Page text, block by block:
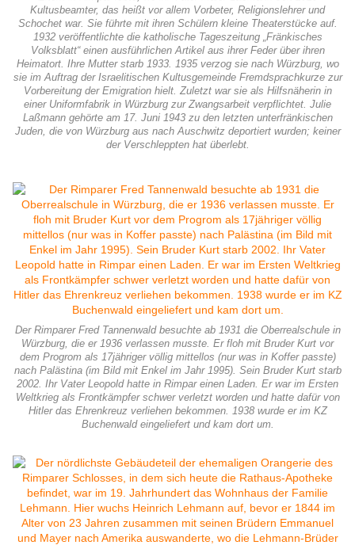
Kultusbeamter, das heißt vor allem Vorbeter, Religionslehrer und
Schochet war. Sie führte mit ihren Schülern kleine Theaterstücke auf.
1932 veröffentlichte die katholische Tageszeitung „Fränkisches
Volksblatt“ einen ausführlichen Artikel aus ihrer Feder über ihren
Heimatort. Ihre Mutter starb 1933. 1935 verzog sie nach Würzburg, wo
sie im Auftrag der Israelitischen Kultusgemeinde Fremdsprachkurze zur
Vorbereitung der Emigration hielt. Zuletzt war sie als Hilfsnäherin in
einer Uniformfabrik in Würzburg zur Zwangsarbeit verpflichtet. Julie
Laßmann gehörte am 17. Juni 1943 zu den letzten unterfränkischen
Juden, die von Würzburg aus nach Auschwitz deportiert wurden; keiner
der Verschleppten hat überlebt.
Der Rimparer Fred Tannenwald besuchte ab 1931 die Oberrealschule in
Würzburg, die er 1936 verlassen musste. Er floh mit Bruder Kurt vor
dem Progrom als 17jähriger völlig mittellos (nur was in Koffer passte)
nach Palästina (im Bild mit Enkel im Jahr 1995). Sein Bruder Kurt starb
2002. Ihr Vater Leopold hatte in Rimpar einen Laden. Er war im Ersten
Weltkrieg als Frontkämpfer schwer verletzt worden und hatte dafür von
Hitler das Ehrenkreuz verliehen bekommen. 1938 wurde er im KZ
Buchenwald eingeliefert und kam dort um.